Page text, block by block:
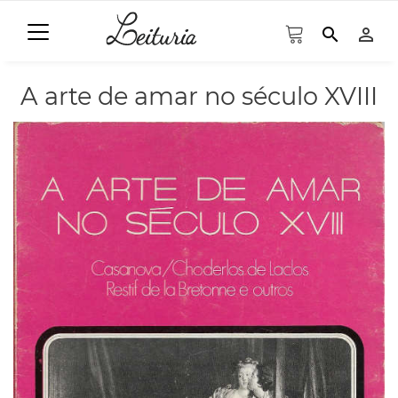
search person_outline
A arte de amar no século XVIII